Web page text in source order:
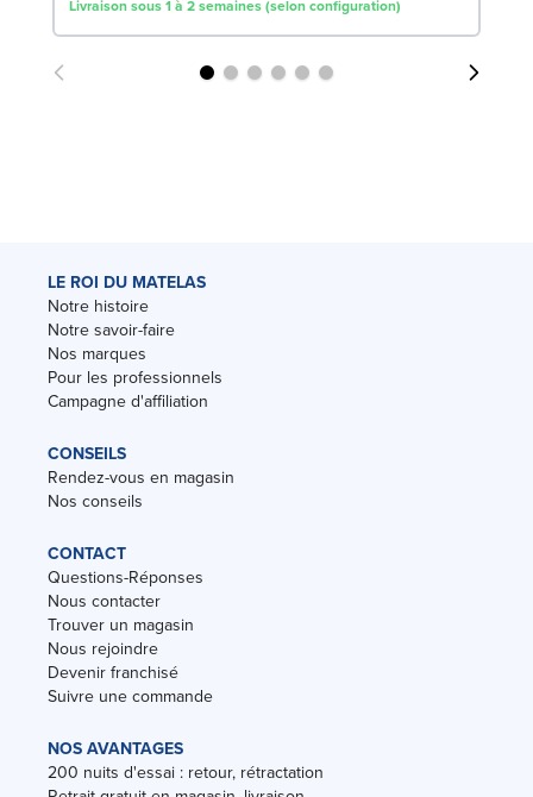
Livraison sous 1 à 2 semaines (selon configuration)
LE ROI DU MATELAS
Notre histoire
Notre savoir-faire
Nos marques
Pour les professionnels
Campagne d'affiliation
CONSEILS
Rendez-vous en magasin
Nos conseils
CONTACT
Questions-Réponses
Nous contacter
Trouver un magasin
Nous rejoindre
Devenir franchisé
Suivre une commande
NOS AVANTAGES
200 nuits d'essai : retour, rétractation